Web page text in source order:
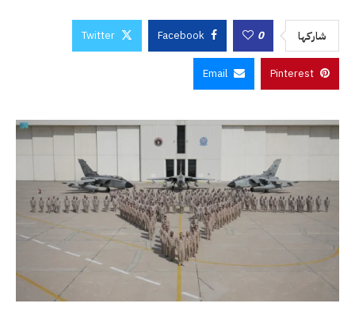
شاركها 0
Facebook
Twitter
Pinterest
Email